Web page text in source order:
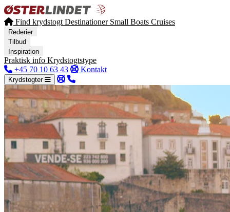
Find krydstogt Destinationer Small Boats Cruises
Rederier
Tilbud
Inspiration
Praktisk info Krydstogtstype
+45 70 10 63 43
Kontakt
Krydstogter